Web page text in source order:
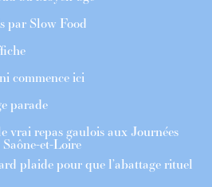
par Slow Food
commence ici
parade
vrai repas gaulois aux Journées
et-Loire
plaide pour que l’abattage rituel